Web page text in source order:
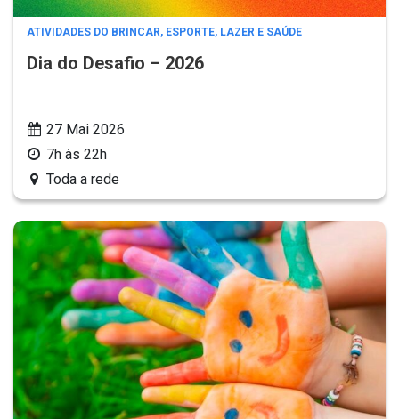
ATIVIDADES DO BRINCAR, ESPORTE, LAZER E SAÚDE
Dia do Desafio – 2026
27 Mai 2026
7h às 22h
Toda a rede